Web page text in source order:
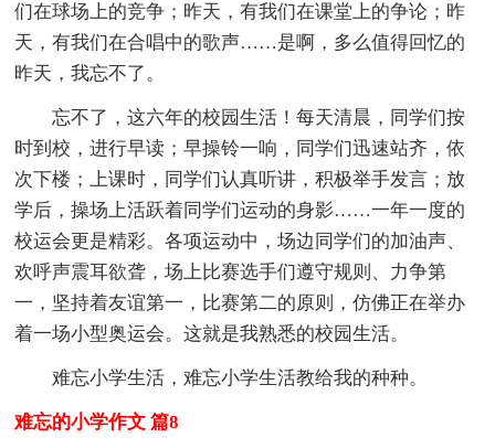
们在球场上的竞争；昨天，有我们在课堂上的争论；昨
天，有我们在合唱中的歌声……是啊，多么值得回忆的
昨天，我忘不了。
忘不了，这六年的校园生活！每天清晨，同学们按
时到校，进行早读；早操铃一响，同学们迅速站齐，依
次下楼；上课时，同学们认真听讲，积极举手发言；放
学后，操场上活跃着同学们运动的身影……一年一度的
校运会更是精彩。各项运动中，场边同学们的加油声、
欢呼声震耳欲聋，场上比赛选手们遵守规则、力争第
一，坚持着友谊第一，比赛第二的原则，仿佛正在举办
着一场小型奥运会。这就是我熟悉的校园生活。
难忘小学生活，难忘小学生活教给我的种种。
难忘的小学作文 篇8